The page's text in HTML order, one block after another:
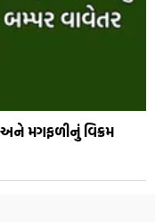
મગફળીનું વિક્રમ